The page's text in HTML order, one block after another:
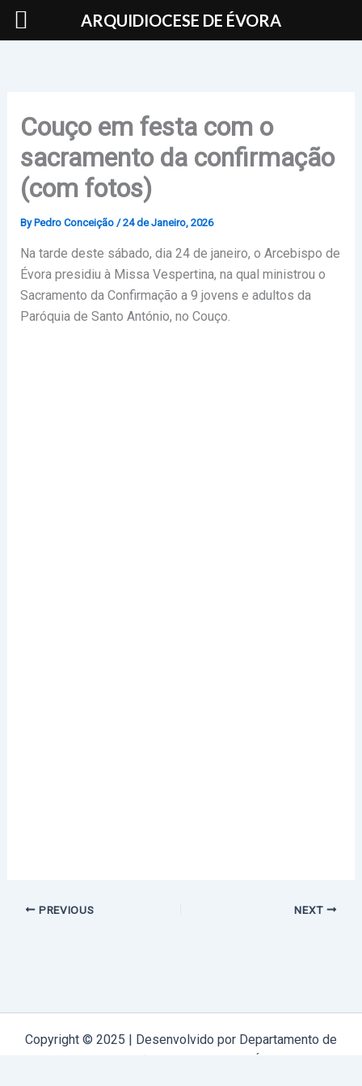
Skip
Couço em festa com o
sacramento da confirmação
(com fotos)
By Pedro Conceição /24 de Janeiro, 2026
Na tarde deste sábado, dia 24 de janeiro, o Arcebispo de
Évora presidiu à Missa Vespertina, na qual ministrou o
Sacramento da Confirmação a 9 jovens e adultos da
Paróquia de Santo António, no Couço.
PREVIOUS NEXT
Copyright © 2025 | Desenvolvido por Departamento de
ARQUIDIOCESE DE ÉVORA